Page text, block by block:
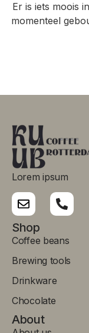
Er is iets moois
momenteel
Lorem ipsum
Shop
Coffee beans
Brewing tools
Drinkware
Chocolate
About